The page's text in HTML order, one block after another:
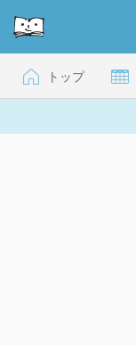
トップ